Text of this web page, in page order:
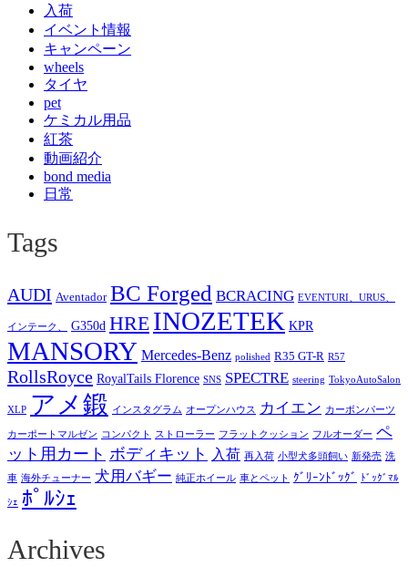
入荷
イベント情報
キャンペーン
wheels
タイヤ
pet
ケミカル用品
紅茶
動画紹介
bond media
日常
Tags
AUDI Aventador BC Forged BCRACING EVENTURI、URUS、
インテーク、 G350d HRE INOZETEK KPR
MANSORY Mercedes-Benz polished R35 GT-R R57
RollsRoyce RoyalTails Florence SNS SPECTRE steering TokyoAutoSalon
XLP アメ鍛 インスタグラム オープンハウス カイエン カーボンパーツ
カーポートマルゼン コンパクト ストローラー フラットクッション フルオーダー ペ
ット用カート ボディキット 入荷 再入荷 小型犬多頭飼い 新発売 洗
車 海外チューナー 犬用バギー 純正ホイール 車とペット ｸﾞﾘｰﾝﾄﾞｯｸﾞ ﾄﾞｯｸﾞﾏﾙ
ｼｪ ﾎﾟﾙｼｪ
Archives